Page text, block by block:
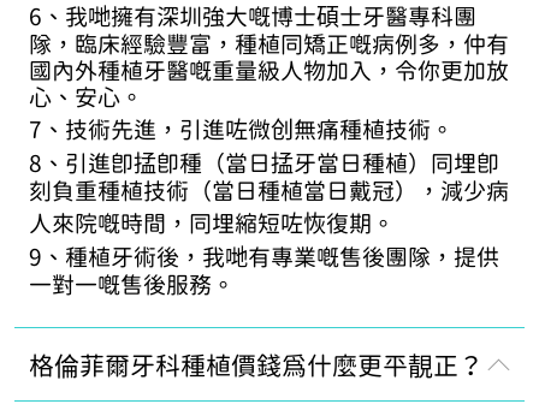
6、我哋擁有深圳強大嘅博士碩士牙醫專科團
隊，臨床經驗豐富，種植同矯正嘅病例多，仲有
國內外種植牙醫嘅重量級人物加入，令你更加放
心、安心。
7、技術先進，引進咗微创無痛種植技術。
8、引進即掹即種（當日掹牙當日種植）同埋即
刻負重種植技術（當日種植當日戴冠），減少病
人來院嘅時間，同埋縮短咗恢復期。
9、種植牙術後，我哋有專業嘅售後團隊，提供
一對一嘅售後服務。
格倫菲爾牙科種植價錢為什麼更平靚正？